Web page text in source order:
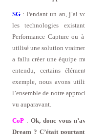
SG : Pendant un an, j’ai
les technologies
Performance Capture ou
utilisé une solution
a fallu créer une équipe
entendu, certains
exemple, nous avons
l’ensemble de notre
vu auparavant.
CoP : Ok, donc vous
Dream ? C’était